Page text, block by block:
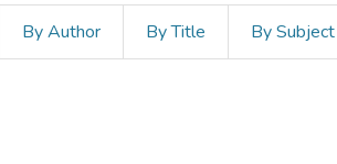
By Author By Title By Subject